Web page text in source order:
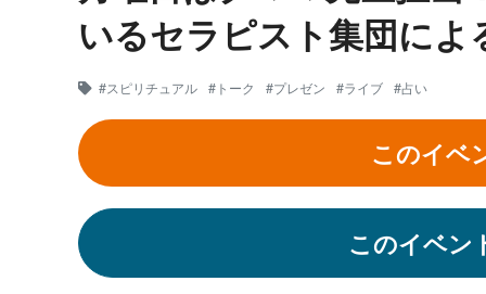
いるセラピスト集団に
#スピリチュアル #トーク #プレゼン #ライブ #占い
このイベ
このイベン